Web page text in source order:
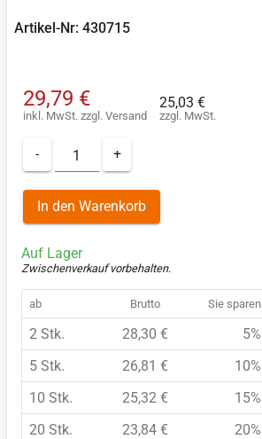
Artikel-Nr: 430715
29,79 €
inkl. MwSt. zzgl. Versand
25,03 €
zzgl. MwSt.
- +
In den Warenkorb
Auf Lager
Zwischenverkauf vorbehalten.
ab Brutto Sie sparen
2 Stk. 28,30 €
5%
5 Stk.
26,81 €
10%
10 Stk.
25,32 €
15%
20 Stk.
23,84 € 20%